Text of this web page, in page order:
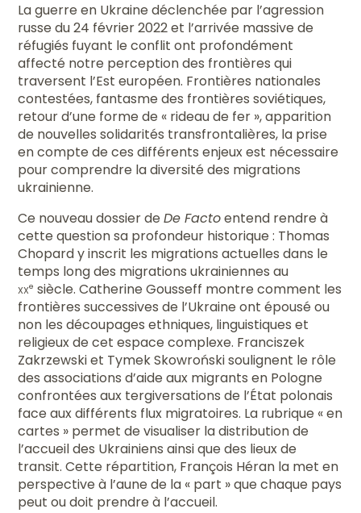
La guerre en Ukraine déclenchée par l’agression
russe du 24 février 2022 et l’arrivée massive de
réfugiés fuyant le conflit ont profondément
affecté notre perception des frontières qui
traversent l’Est européen. Frontières nationales
contestées, fantasme des frontières soviétiques,
retour d’une forme de « rideau de fer », apparition
de nouvelles solidarités transfrontalières, la prise
en compte de ces différents enjeux est nécessaire
pour comprendre la diversité des migrations
ukrainienne.
Ce nouveau dossier deDe Factoentend rendre à
cette question sa profondeur historique : Thomas
Chopard y inscrit les migrations actuelles dans le
temps long des migrations ukrainiennes au
xxe siècle. Catherine Gousseff montre comment les
frontières successives de l’Ukraine ont épousé ou
non les découpages ethniques, linguistiques et
religieux de cet espace complexe. Franciszek
Zakrzewski et Tymek Skowroński soulignent le rôle
des associations d’aide aux migrants en Pologne
confrontées aux tergiversations de l’État polonais
face aux différents flux migratoires. La rubrique « en
cartes » permet de visualiser la distribution de
l’accueil des Ukrainiens ainsi que des lieux de
transit. Cette répartition, François Héran la met en
perspective à l’aune de la « part » que chaque pays
peut ou doit prendre à l’accueil.